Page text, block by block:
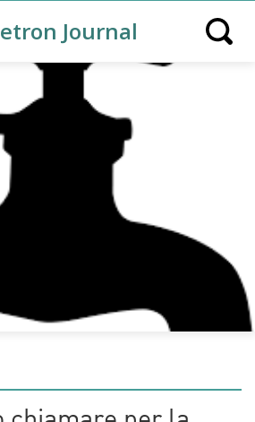
Journal Open